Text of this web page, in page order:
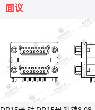
面议